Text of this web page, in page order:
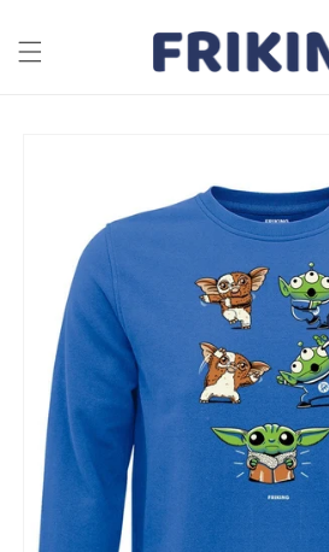
al contenido